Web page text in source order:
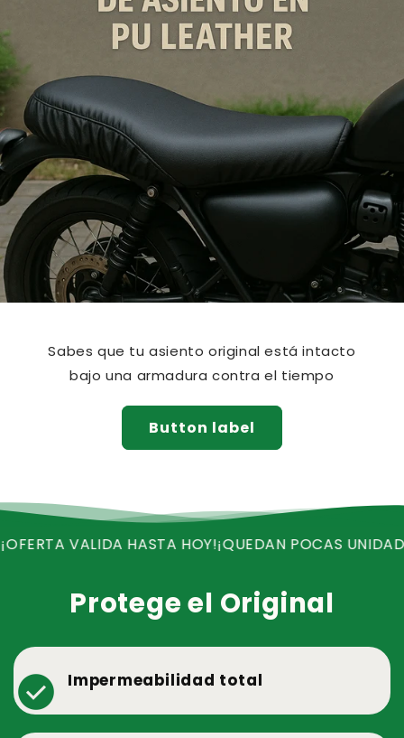
Sabes que tu asiento original está intacto
bajo una armadura contra el tiempo
Button label
VALIDA HASTA HOY!¡QUEDAN POCAS UNIDADES!
Protege el Original
check_circle Impermeabilidad total